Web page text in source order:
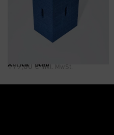
Xbrick® blau
199,00 € inkl. MwSt.